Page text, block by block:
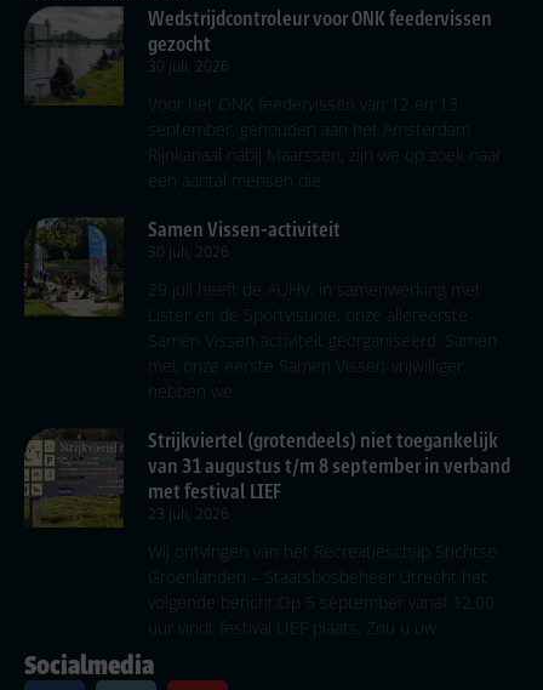
Wedstrijdcontroleur voor ONK feedervissen
gezocht
30 juli, 2026
Voor het ONK feedervissen van 12 en 13
september, gehouden aan het Amsterdam
Rijnkanaal nabij Maarssen, zijn we op zoek naar
een aantal mensen die
Samen Vissen-activiteit
30 juli, 2026
29 juli heeft de AUHV, in samenwerking met
Lister en de Sportvisunie, onze allereerste
Samen Vissen-activiteit georganiseerd. Samen
met onze eerste Samen Vissen-vrijwilliger
hebben we
Strijkviertel (grotendeels) niet toegankelijk
van 31 augustus t/m 8 september in verband
met festival LIEF
23 juli, 2026
Wij ontvingen van het Recreatieschap Stichtse
Groenlanden – Staatsbosbeheer Utrecht het
volgende bericht:Op 5 september vanaf 12.00
uur vindt festival LIEF plaats. Zou u uw
Socialmedia